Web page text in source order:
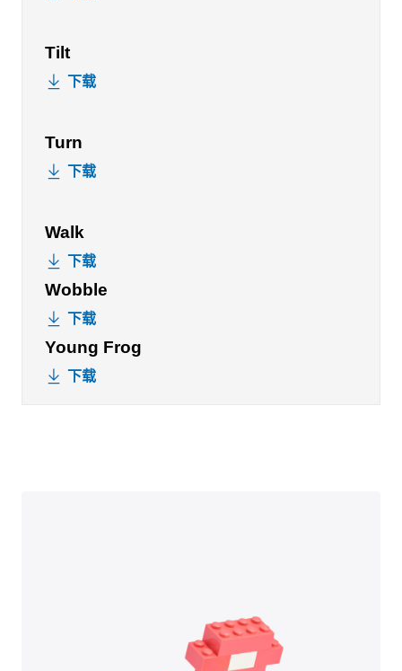
Tilt
下载
Turn
下载
Walk
下载
Wobble
下载
Young Frog
下载